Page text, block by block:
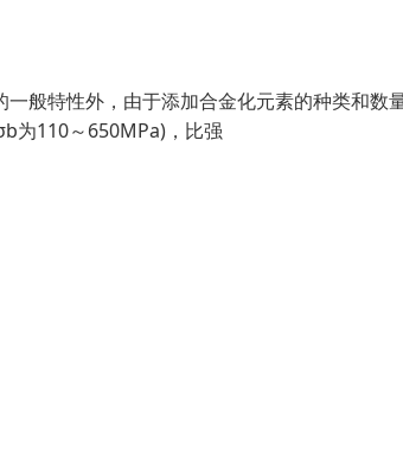
般特性外，由于添加合金化元素的种类和数
为110～650MPa)，比强